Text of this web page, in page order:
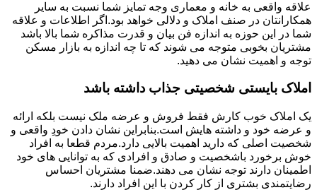
علاقه واقعی به خانه و معماری وجه تمایز شما نسبت به سایر
همکارانتان در صنف املاک و دلالی خواهد بود.اگر اطلاعات و علاقه
شما در این حوزه به اندازه فن بیان و قدرت مذاکره شما بالا باشد
مشتریان بخوبی متوجه می شوند که تا چه اندازه به بازار مسکن
توجه و اهمیت نشان می دهید.
املاک بایستی شخصیتی جذاب داشته باشد
یک املاک خوب کارش فقط فروش و عرضه ملک نیست بلکه ارائه
و عرضه خود و داشته هایش است.بنابراین نشان دادن خودِ واقعی و
شخصیت اصلی که دارید اهمیت بالایی دارد.مردم قطعا به افراد
خوش برخورد باشخصیت و صادق و افرادی که به توانایی های خود
اطمینان دارند توجه نشان می دهند.ضمنا مشتریان احساس
رضایتمندی بشتری از کار کردن با این افراد دارند.